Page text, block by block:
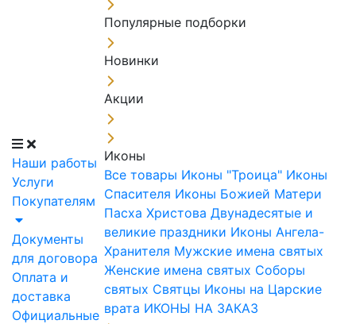
Наши работы
Услуги
Покупателям
Документы
для договора
Оплата и
доставка
Официальные
Популярные подборки
Новинки
Акции
Иконы
Все товары Иконы "Троица" Иконы
Спасителя Иконы Божией Матери
Пасха Христова Двунадесятые и
великие праздники Иконы Ангела-
Хранителя Мужские имена святых
Женские имена святых Соборы
святых Святцы Иконы на Царские
врата ИКОНЫ НА ЗАКАЗ